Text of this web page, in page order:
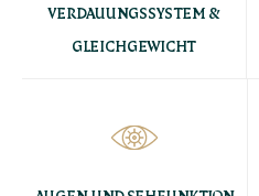
VERDAUUNGSSYSTEM &
GLEICHGEWICHT